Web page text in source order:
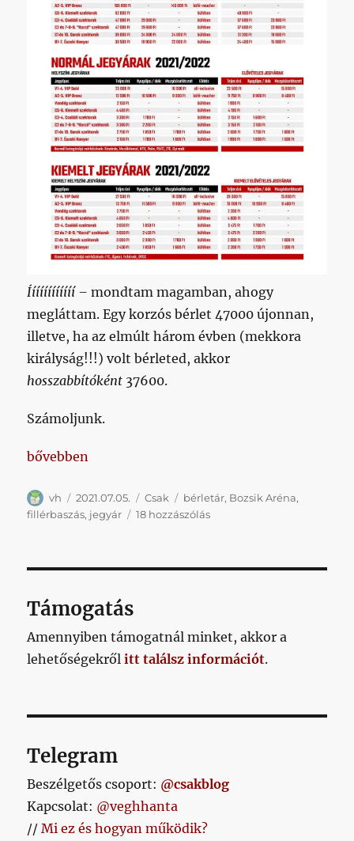
Íííííííííííí – mondtam magamban, ahogy
megláttam. Egy korzós bérlet 47000 újonnan,
illetve, ha az elmúlt három évben (mekkora
királyság!!!) volt bérleted, akkor
hosszabbítóként 37600.
Számoljunk.
„Kijöttek a bérlet- és jegyárak a következő
bővebben
Szerző
vh Közzétéve
2021.07.05. Kategória
Csak Címke
bérletár, Bozsik Aréna,
fillérbaszás, jegyár 18 hozzászólásKijöttek
idényre
című
bejegyzéshez
Támogatás
Amennyiben támogatnál minket, akkor a
lehetőségekrőlitt találsz információt.
Telegram
Beszélgetős csoport: @csakblog
Kapcsolat: @veghhanta
//Mi ez és hogyan működik?